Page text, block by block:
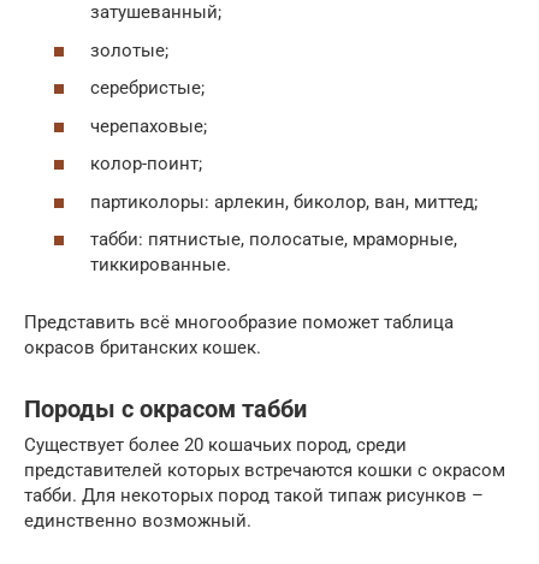
затушеванный;
золотые;
серебристые;
черепаховые;
колор-поинт;
партиколоры: арлекин, биколор, ван, миттед;
табби: пятнистые, полосатые, мраморные,
тиккированные.
Представить всё многообразие поможет таблица
окрасов британских кошек.
Породы с окрасом табби
Существует более 20 кошачьих пород, среди
представителей которых встречаются кошки с окрасом
табби. Для некоторых пород такой типаж рисунков –
единственно возможный.